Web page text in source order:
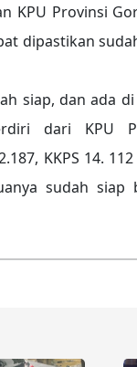
KPU Provinsi
dipastikan
siap, dan ada
dari KPU
KKPS 14.
sudah